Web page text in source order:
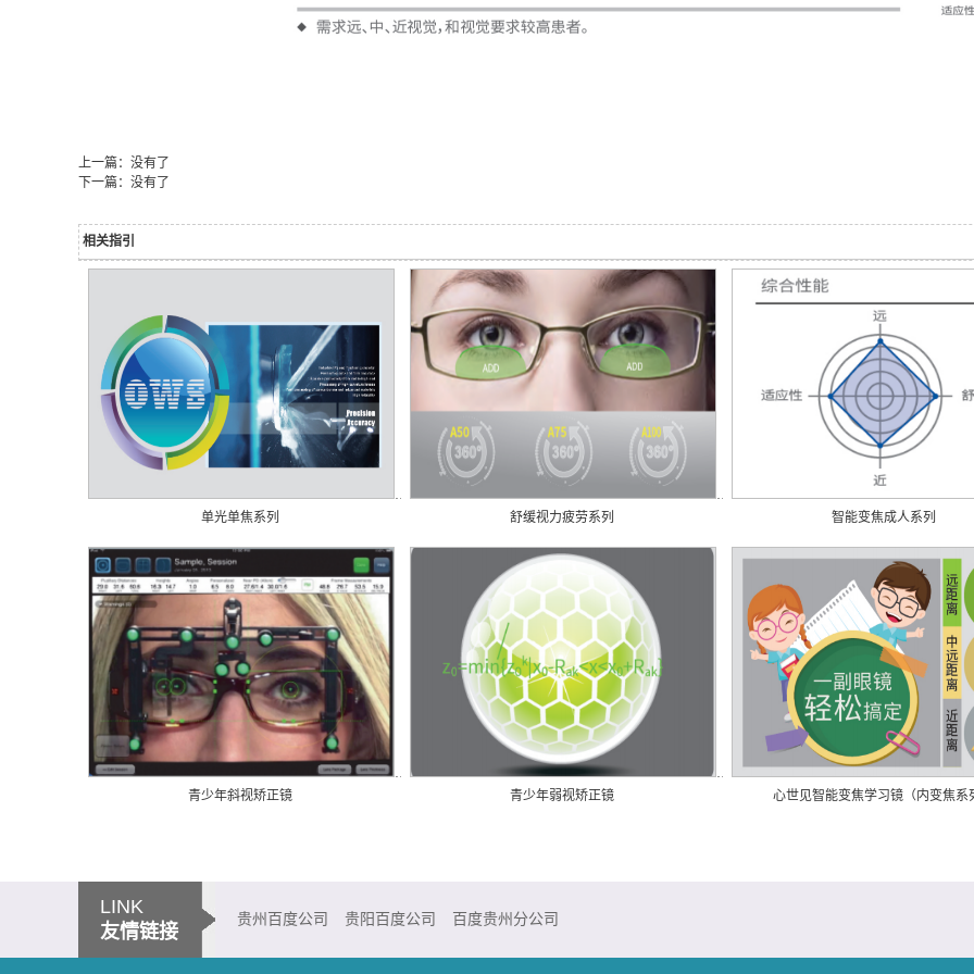
上一篇：没有了
下一篇：没有了
相关指引
单光单焦系列 舒缓视力疲劳系列 智能变焦成人系列
青少年斜视矫正镜 青少年弱视矫正镜 心世见智能变焦学习镜（内变焦系
LINK
友情链接
贵州百度公司 贵阳百度公司 百度贵州分公司